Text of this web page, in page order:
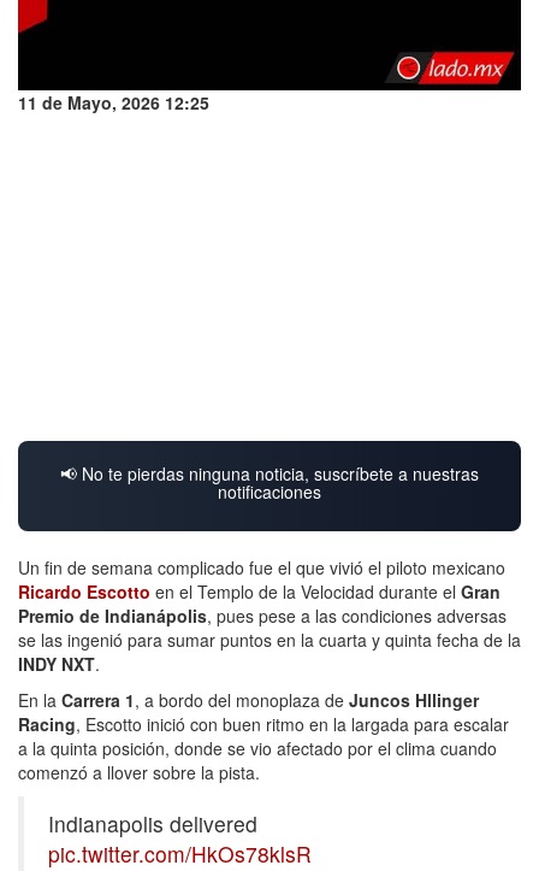
11 de Mayo, 2026 12:25
📢 No te pierdas ninguna noticia, suscríbete a nuestras
notificaciones
Un fin de semana complicado fue el que vivió el piloto mexicano
Ricardo Escotto en el Templo de la Velocidad durante el Gran
Premio de Indianápolis, pues pese a las condiciones adversas
se las ingenió para sumar puntos en la cuarta y quinta fecha de la
INDY NXT.
En la Carrera 1, a bordo del monoplaza de Juncos Hllinger
Racing, Escotto inició con buen ritmo en la largada para escalar
a la quinta posición, donde se vio afectado por el clima cuando
comenzó a llover sobre la pista.
Indianapolis delivered
pic.twitter.com/HkOs78klsR